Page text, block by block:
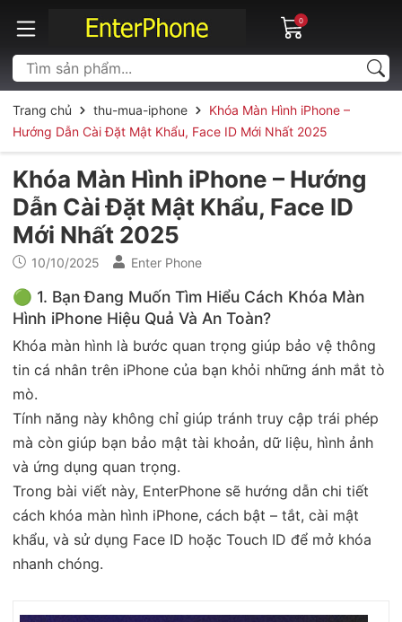
0
Trang chủ thu-mua-iphone
Khóa Màn Hình iPhone –
Hướng Dẫn Cài Đặt Mật Khẩu, Face ID Mới Nhất 2025
Khóa Màn Hình iPhone – Hướng
Dẫn Cài Đặt Mật Khẩu, Face ID
Mới Nhất 2025
10/10/2025 Enter Phone
🟢 1. Bạn Đang Muốn Tìm Hiểu Cách Khóa Màn
Hình iPhone Hiệu Quả Và An Toàn?
Khóa màn hình là bước quan trọng giúp bảo vệ thông
tin cá nhân trên iPhone của bạn khỏi những ánh mắt tò
mò.
Tính năng này không chỉ giúp tránh truy cập trái phép
mà còn giúp bạn bảo mật tài khoản, dữ liệu, hình ảnh
và ứng dụng quan trọng.
Trong bài viết này, EnterPhone sẽ hướng dẫn chi tiết
cách khóa màn hình iPhone, cách bật – tắt, cài mật
khẩu, và sử dụng Face ID hoặc Touch ID để mở khóa
nhanh chóng.